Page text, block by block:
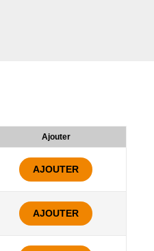
Ajouter
AJOUTER
AJOUTER